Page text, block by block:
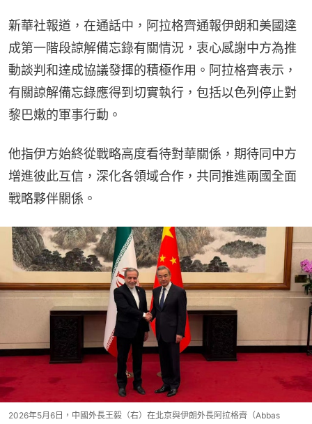
新華社報道，在通話中，阿拉格齊通報伊朗和美國達
成第一階段諒解備忘錄有關情況，衷心感謝中方為推
動談判和達成協議發揮的積極作用。阿拉格齊表示，
有關諒解備忘錄應得到切實執行，包括以色列停止對
黎巴嫩的軍事行動。
他指伊方始終從戰略高度看待對華關係，期待同中方
增進彼此互信，深化各領域合作，共同推進兩國全面
戰略夥伴關係。
2026年5月6日，中國外長王毅（右）在北京與伊朗外長阿拉格齊（Abbas